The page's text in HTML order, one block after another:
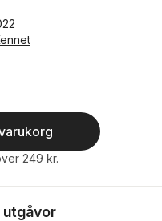
antal röster:
249 kr.
utgåvor